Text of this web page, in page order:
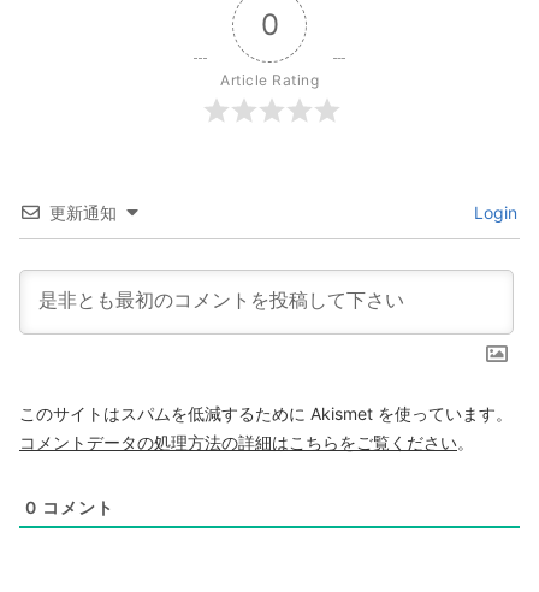
0
Article Rating
更新通知 Login
このサイトはスパムを低減するために Akismet を使っています。
コメントデータの処理方法の詳細はこちらをご覧ください。
0 コメント